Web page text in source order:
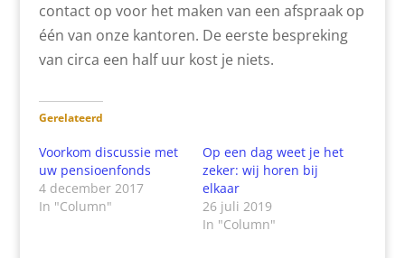
contact op voor het maken van een afspraak op
één van onze kantoren. De eerste bespreking
van circa een half uur kost je niets.
Gerelateerd
Voorkom discussie met
uw pensioenfonds
4 december 2017
In "Column"
Op een dag weet je het
zeker: wij horen bij
elkaar
26 juli 2019
In "Column"